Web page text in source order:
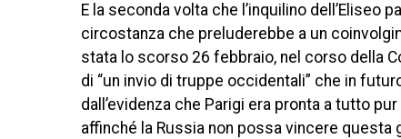
E la seconda volta che l’inquilino dell’Eliseo
circostanza che preluderebbe a un
stata lo scorso 26 febbraio, nel corso della
di “un invio di truppe occidentali” che in
dall’evidenza che Parigi era pronta a tutto
affinché la Russia non possa vincere questa